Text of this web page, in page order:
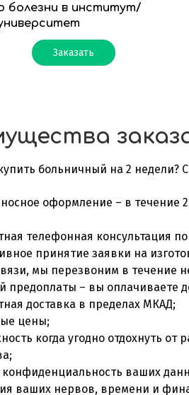
болезни в институт/
Заказать
больничный на 2 недели?
оформление – в течение
телефонная консультация
принятие заявки на
мы перезвоним в течение
предоплаты – вы оплачиваете
доставка в пределах МКАД;
цены;
когда угодно отдохнуть
конфиденциальность ваших
ваших нервов, времени и